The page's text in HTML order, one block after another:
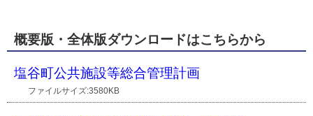
概要版・全体版ダウンロードはこちらから
塩谷町公共施設等総合管理計画
ファイルサイズ:3580KB